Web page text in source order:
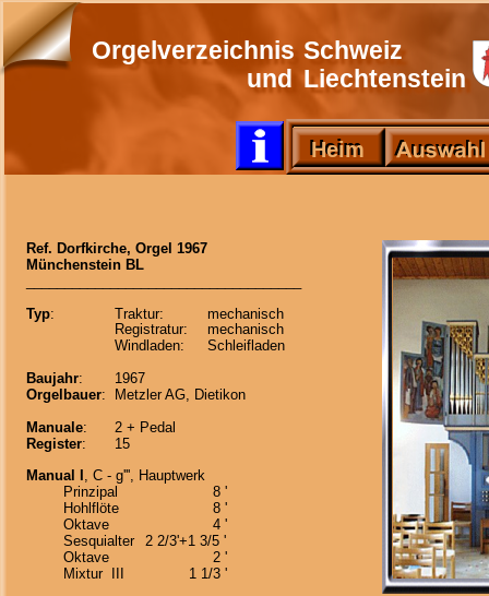
Ref. Dorfkirche, Orgel 1967
Münchenstein BL
Typ: Traktur:
mechanisch
Registratur:
mechanisch
Windladen:
Schleifladen
Baujahr:
1967
Orgelbauer:
Metzler AG, Dietikon
Manuale:
2 + Pedal
Register:
15
Manual I , C - g''', Hauptwerk
Prinzipal
8 '
Hohlflöte
8 '
Oktave
4 '
Sesquialter
2 2/3'+1 3/5 '
Oktave
2 '
Mixtur  III
1 1/3 '
Orgelverzeichnis Schweiz
und Liechtenstein
Heim
Heim